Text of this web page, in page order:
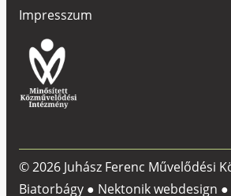
Impresszum
© 2026 Juhász Ferenc Művelődési
Biatorbágy ● Nektonik webdesign